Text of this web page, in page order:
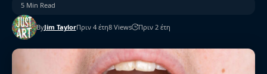
ByJim TaylorΠριν 4 έτη8 Views Πριν 2 έτη
5 Min Read